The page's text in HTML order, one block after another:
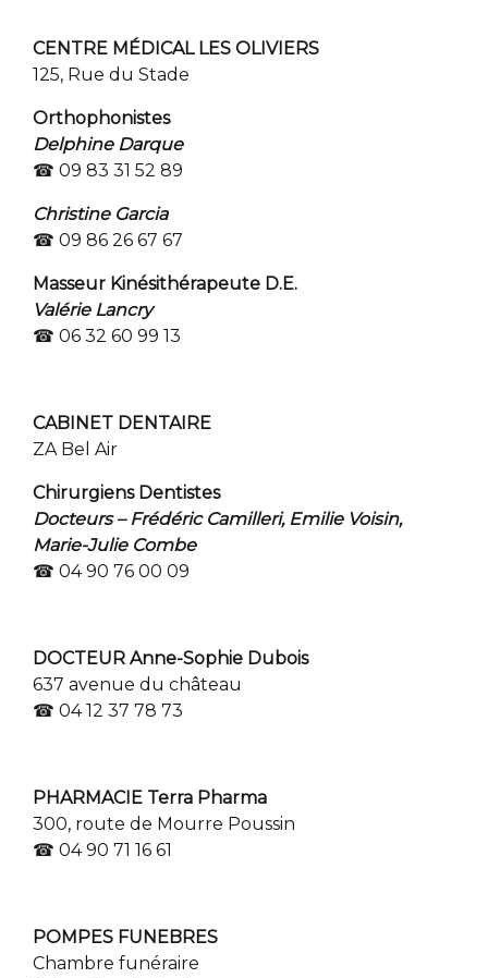
CENTRE MÉDICAL LES OLIVIERS
125, Rue du Stade
Orthophonistes
Delphine Darque
☎ 09 83 31 52 89
Christine Garcia
☎ 09 86 26 67 67
Masseur Kinésithérapeute D.E.
Valérie Lancry
☎ 06 32 60 99 13
CABINET DENTAIRE
ZA Bel Air
Chirurgiens Dentistes
Docteurs – Frédéric Camilleri, Emilie Voisin,
Marie-Julie Combe
☎ 04 90 76 00 09
DOCTEUR Anne-Sophie Dubois
637 avenue du château
☎ 04 12 37 78 73
PHARMACIE Terra Pharma
300, route de Mourre Poussin
☎ 04 90 71 16 61
POMPES FUNEBRES
Chambre funéraire